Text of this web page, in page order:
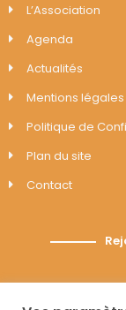
L’Association
Agenda
Actualités
Mentions légales
Politique de
Plan du site
Contact